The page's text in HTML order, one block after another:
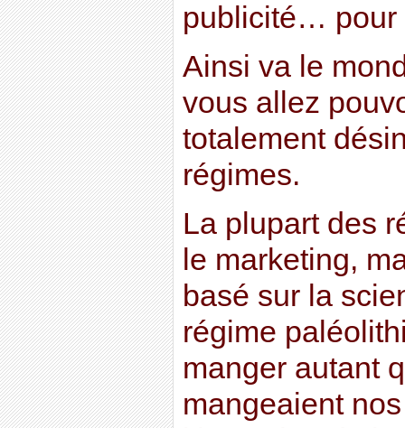
publicité… pour
Ainsi va le
vous allez
totalement
régimes.
La plupart des
le marketing,
basé sur la
régime
manger autant
mangeaient